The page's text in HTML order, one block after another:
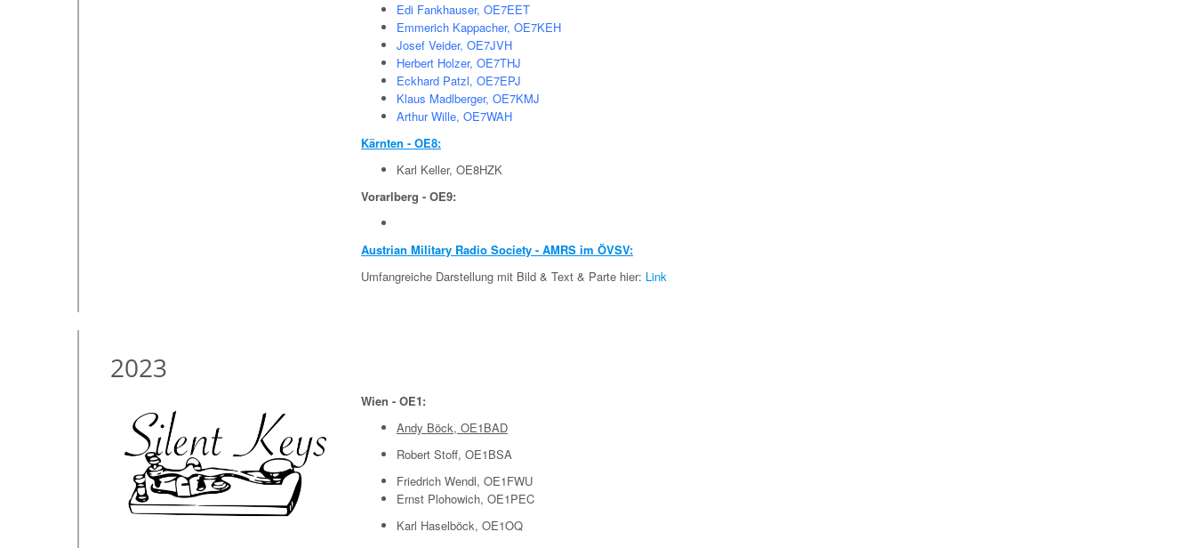
Edi Fankhauser, OE7EET
Emmerich Kappacher, OE7KEH
Josef Veider, OE7JVH
Herbert Holzer, OE7THJ
Eckhard Patzl, OE7EPJ
Klaus Madlberger, OE7KMJ
Arthur Wille, OE7WAH
Kärnten - OE8:
Karl Keller, OE8HZK
Vorarlberg - OE9:
Austrian Military Radio Society - AMRS im ÖVSV:
Umfangreiche Darstellung mit Bild & Text & Parte hier: Link
2023
Wien - OE1:
Andy Böck, OE1BAD
Robert Stoff, OE1BSA
Friedrich Wendl, OE1FWU
Ernst Plohowich, OE1PEC
Karl Haselböck, OE1OQ